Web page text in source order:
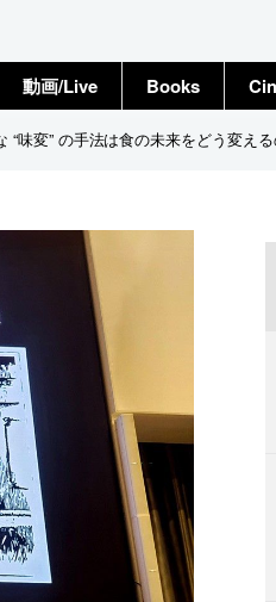
動画/Live Books
味変” の手法は食の未来をどう変え